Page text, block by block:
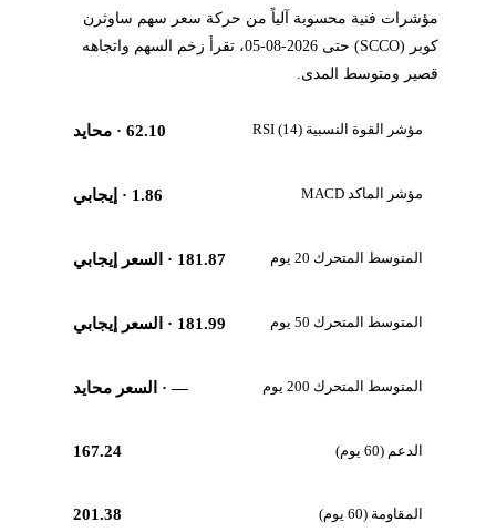
مؤشرات فنية محسوبة آلياً من حركة سعر سهم ساوثرن
كوبر (SCCO) حتى 2026-08-05، تقرأ زخم السهم واتجاهه
قصير ومتوسط المدى.
مؤشر القوة النسبية RSI (14) 62.10· محايد
مؤشر الماكد MACD 1.86· إيجابي
المتوسط المتحرك 20 يوم 181.87· السعر إيجابي
المتوسط المتحرك 50 يوم 181.99· السعر إيجابي
المتوسط المتحرك 200 يوم —· السعر محايد
الدعم (60 يوم) 167.24
المقاومة (60 يوم) 201.38